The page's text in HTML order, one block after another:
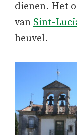
dienen. Het
van Sint-
heuvel.